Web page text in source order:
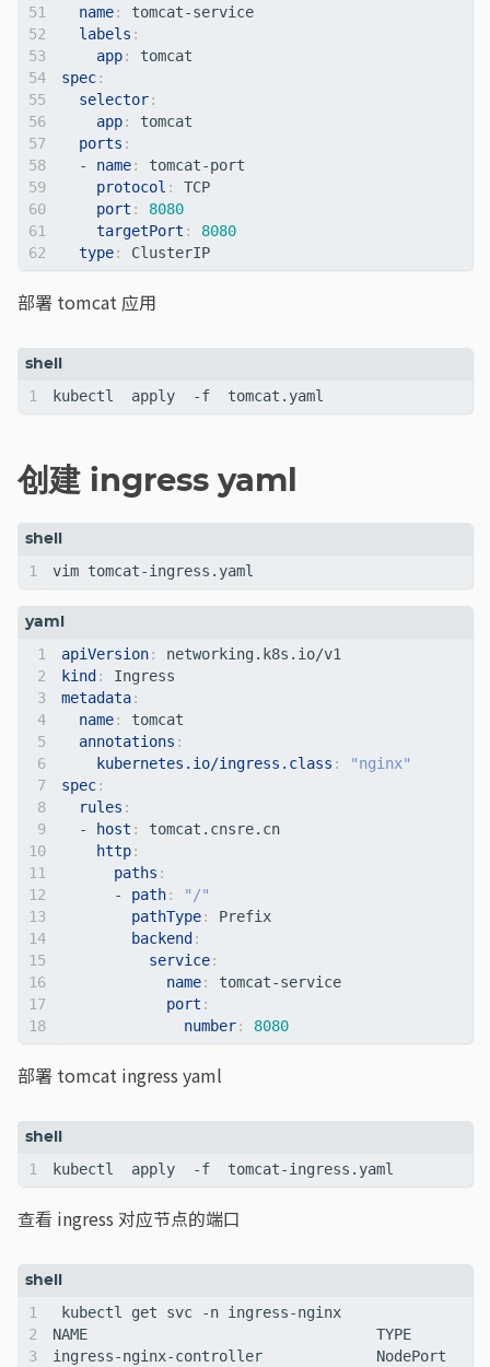
54
56
57
58
59
60
name:
tomcat-service
labels :
app:
tomcat
spec:
selector:
app:
tomcat
ports :
- name:
tomcat-port
protocol :
TCP
port :
8080
targetPort :
8080
type: ClusterIP
部署 tomcat 应用
创建 ingress yaml
4
6
7
8
9
10
14
16
17
18
apiVersion:
networking.k8s.io/v1
kind :
Ingress
metadata:
name:
tomcat
annotations :
kubernetes.io/ingress.class :
"nginx"
spec:
rules :
-
host :
tomcat.cnsre.cn
http:
paths :
- path:
"/"
pathType:
Prefix
backend :
service:
name:
tomcat-service
port :
number: 8080
部署 tomcat ingress yaml
查看 ingress 对应节点的端口
NAME                                 TYPE